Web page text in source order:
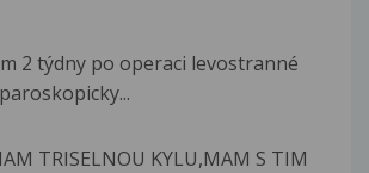
2 týdny po operaci levostranné
TRISELNOU KYLU,MAM S TIM